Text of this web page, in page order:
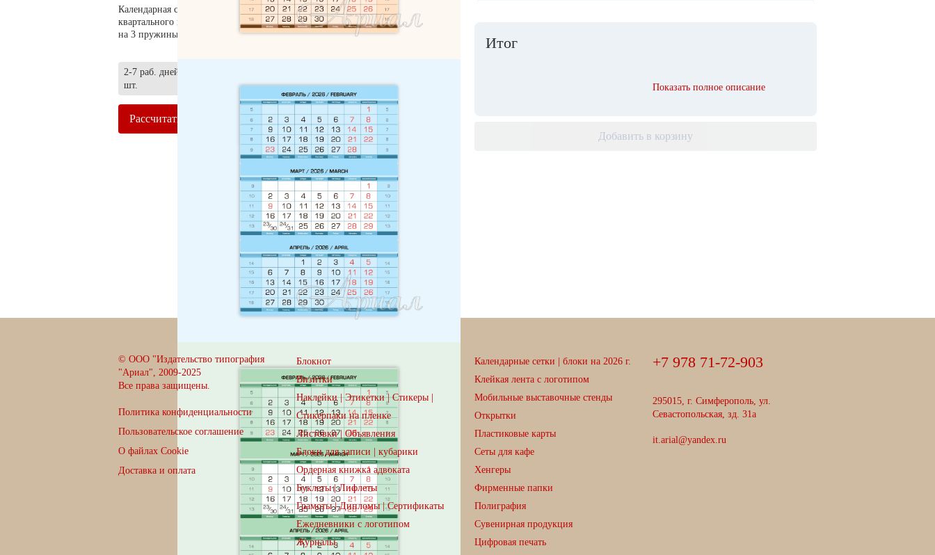
Календарная сетка для
квартального календаря
на 3 пружины
2-7 раб. дней | от 50
шт.
Рассчитать
Календарная сетка для
календаря 3 в 1
Рассчитать
Итог
Показать полное описание
Добавить в корзину
© ООО "Издательство типография
"Ариал", 2009-2025
Все права защищены.
Политика конфиденциальности
Пользовательское соглашение
О файлах Cookie
Доставка и оплата
Блокнот
Визитки
Наклейки | Этикетки | Стикеры |
Стикерпаки на пленке
Листовки | Объявления
Блоки для записи | кубарики
Ордерная книжка адвоката
Буклеты | Лифлеты
Грамоты | Дипломы | Сертификаты
Ежедневники с логотипом
Журналы
Календарные сетки | блоки на 2026 г.
Клейкая лента с логотипом
Мобильные выставочные стенды
Открытки
Пластиковые карты
Сеты для кафе
Хенгеры
Фирменные папки
Полиграфия
Сувенирная продукция
Цифровая печать
+7 978 71-72-903
295015, г. Симферополь, ул.
Севастопольская, зд. 31а
it.arial@yandex.ru